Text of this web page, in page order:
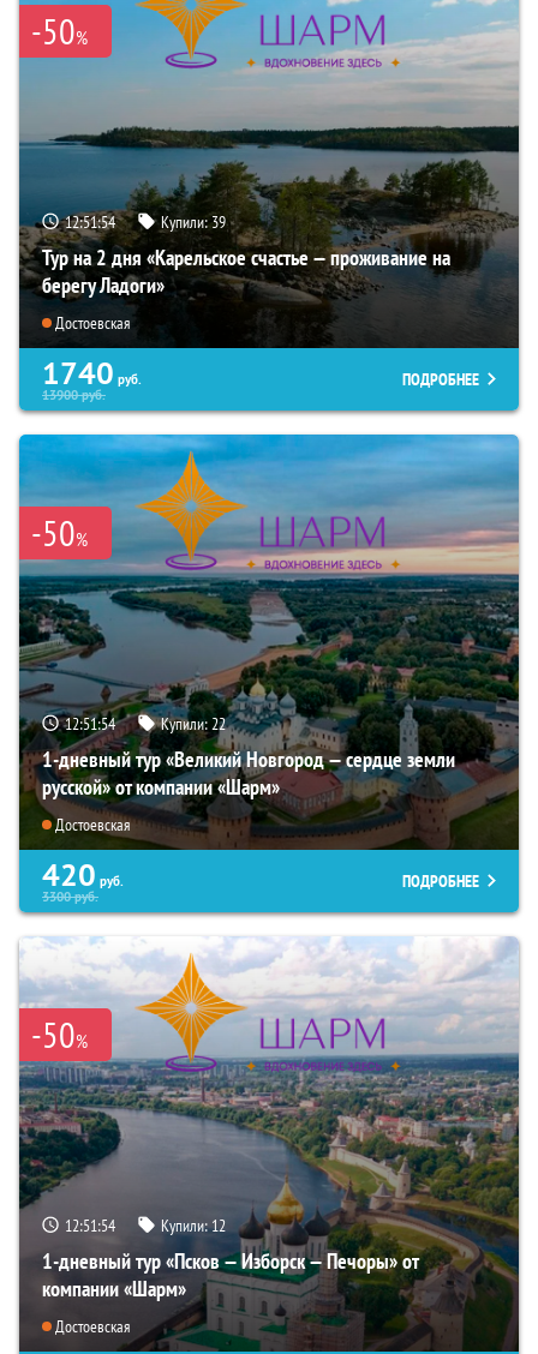
-50%
12:51:53 Купили:39
Тур на 2 дня «Карельское счастье — проживание на
берегу Ладоги»
Достоевская
1740 руб.
13900руб.
ПОДРОБНЕЕ
-50%
12:51:53 Купили:22
1-дневный тур «Великий Новгород — сердце земли
русской» от компании «Шарм»
Достоевская
420 руб.
3300руб.
ПОДРОБНЕЕ
-50%
12:51:53 Купили:12
1-дневный тур «Псков — Изборск — Печоры» от
компании «Шарм»
Достоевская